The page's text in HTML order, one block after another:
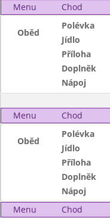
Menu
Chod
Oběd
Polévka
Jídlo
Příloha
Doplněk
Nápoj
Menu Chod
Oběd
Polévka
Jídlo
Příloha
Doplněk
Nápoj
Menu
Chod